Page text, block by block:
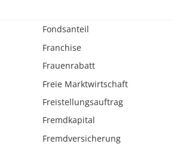
Fondsanteil
Franchise
Frauenrabatt
Freie Marktwirtschaft
Freistellungsauftrag
Fremdkapital
Fremdversicherung